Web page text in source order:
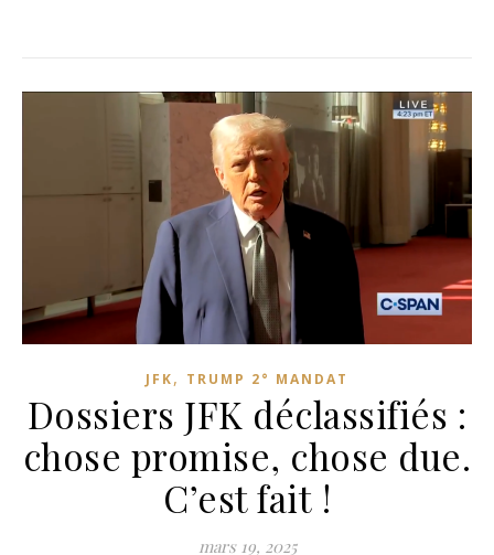
JFK, TRUMP 2° MANDAT
Dossiers JFK déclassifiés :
chose promise, chose due.
C’est fait !
mars 19, 2025